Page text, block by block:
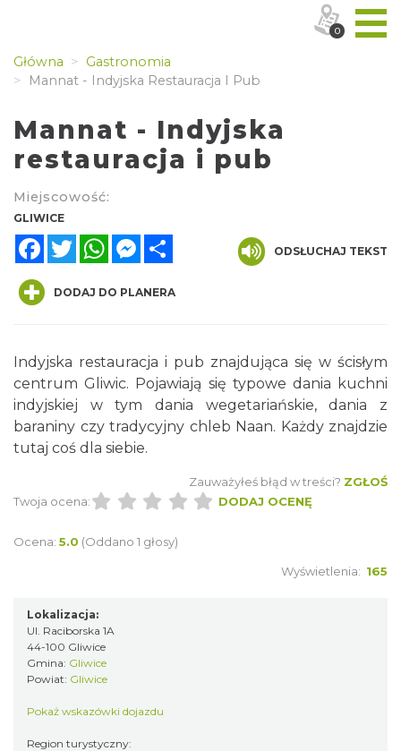
Główna
Gastronomia
Mannat - Indyjska Restauracja I Pub
Mannat - Indyjska
restauracja i pub
Miejscowość:
GLIWICE
FacebookTwitterWhatsAppMessenger
ODSŁUCHAJ TEKST
DODAJ DO PLANERA
Indyjska restauracja i pub znajdująca się w ścisłym
centrum Gliwic. Pojawiają się typowe dania kuchni
indyjskiej w tym dania wegetariańskie, dania z
baraniny czy tradycyjny chleb Naan. Każdy znajdzie
tutaj coś dla siebie.
Zauważyłeś błąd w treści? ZGŁOŚ
Twoja ocena:
DODAJ OCENĘ
Ocena: 5.0 (Oddano 1 głosy)
Wyświetlenia: 165
Lokalizacja:
Ul. Raciborska 1A
44-100 Gliwice
Gmina: Gliwice
Powiat: Gliwice
Pokaż wskazówki dojazdu
Region turystyczny:
0